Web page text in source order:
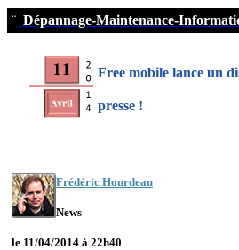
¨ Dépannage-Maintenance-
Free mobile lance un
presse !
Frédéric Hourdeau
News
le 11/04/2014 à 22h40